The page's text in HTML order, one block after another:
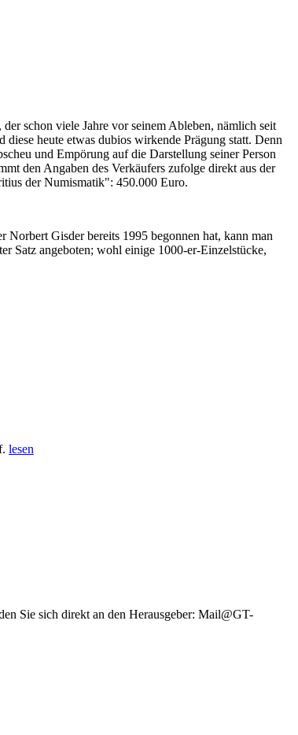
schon viele Jahre vor seinem Ableben, nämlich seit
heute etwas dubios wirkende Prägung statt. Denn
und Empörung auf die Darstellung seiner Person
den Angaben des Verkäufers zufolge direkt aus der
der Numismatik": 450.000 Euro.
Gisder bereits 1995 begonnen hat, kann man
Satz angeboten; wohl einige 1000-er-Einzelstücke,
lesen
Sie sich direkt an den Herausgeber: Mail@GT-